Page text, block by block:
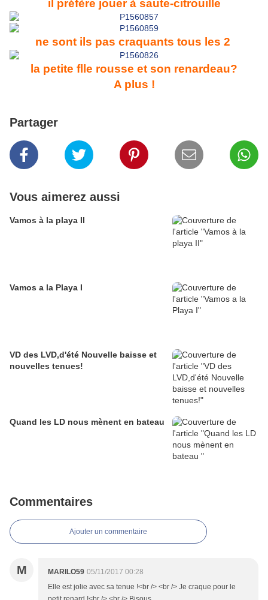
il préfère jouer à saute-citrouille
ne sont ils pas craquants tous les 2
la petite flle rousse et son renardeau?
A plus !
Partager
Vous aimerez aussi
Vamos à la playa II
Vamos a la Playa I
VD des LVD,d'été Nouvelle baisse et
nouvelles tenues!
Quand les LD nous mènent en bateau
Commentaires
Ajouter un commentaire
M MARILO59 05/11/2017 00:28
Elle est jolie avec sa tenue !<br /> <br /> Je craque pour le